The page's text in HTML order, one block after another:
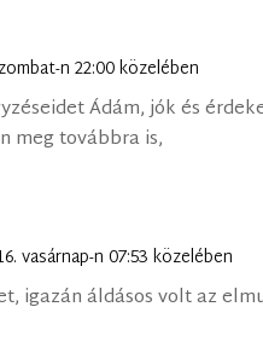
n 22:00 közelében
Ádám, jók és
meg továbbra is,
vasárnap-n 07:53 közelében
igazán áldásos volt az